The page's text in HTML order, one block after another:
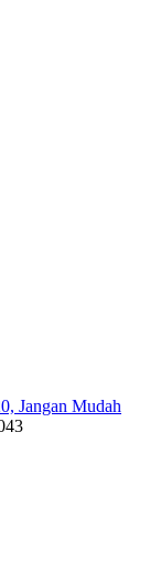
Jangan Mudah